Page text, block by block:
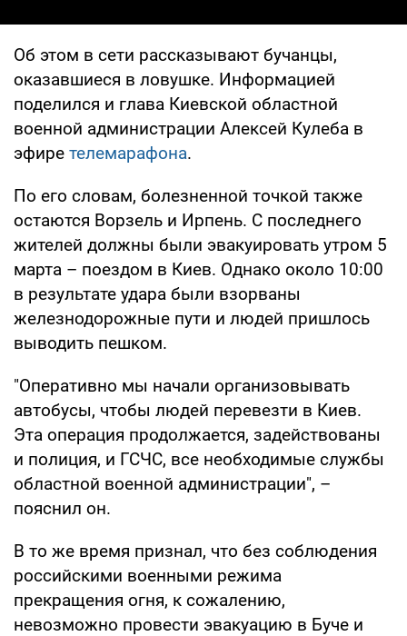
Об этом в сети рассказывают бучанцы,
оказавшиеся в ловушке. Информацией
поделился и глава Киевской областной
военной администрации Алексей Кулеба в
эфире телемарафона.
По его словам, болезненной точкой также
остаются Ворзель и Ирпень. С последнего
жителей должны были эвакуировать утром 5
марта – поездом в Киев. Однако около 10:00
в результате удара были взорваны
железнодорожные пути и людей пришлось
выводить пешком.
"Оперативно мы начали организовывать
автобусы, чтобы людей перевезти в Киев.
Эта операция продолжается, задействованы
и полиция, и ГСЧС, все необходимые службы
областной военной администрации", –
пояснил он.
В то же время признал, что без соблюдения
российскими военными режима
прекращения огня, к сожалению,
невозможно провести эвакуацию в Буче и